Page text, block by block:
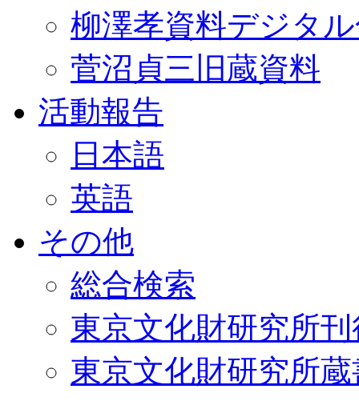
柳澤孝資料デジタ
菅沼貞三旧蔵資料
活動報告
日本語
英語
その他
総合検索
東京文化財研究所
東京文化財研究所